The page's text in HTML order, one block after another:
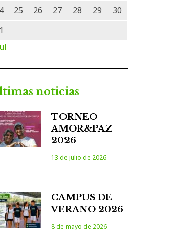
25 26 27 28 29
30
noticias
TORNEO
AMOR&PAZ
2026
13 de julio de 2026
CAMPUS DE
VERANO 2026
8 de mayo de 2026